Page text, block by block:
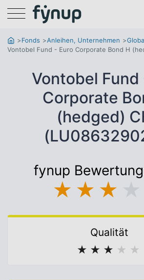
Menu
Fonds Anleihen, Unternehmen
Vontobel Fund - Euro Corporate Bond H
Vontobel Fund
Corporate
(hedged)
fynup
★ ★ ★
Qualität
★ ★ ★ ★ ★